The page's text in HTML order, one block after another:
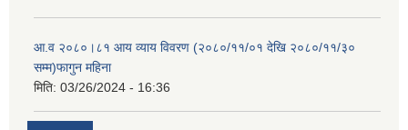
आ.व २०८०।८१ आय व्याय विवरण (२०८०/११/०१ देखि २०८०/११/३०
सम्म)फागुन महिना
मिति: 03/26/2024 - 16:36